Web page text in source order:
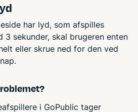
har lyd, som afspilles
3 sekunder, skal brugeren enten
eller skrue ned for den ved
i GoPublic tager